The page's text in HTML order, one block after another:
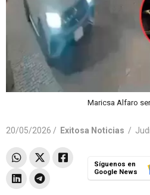
Maricsa Alfaro
20/05/2026 / Exitosa Noticias /
Síguenos en
Google News